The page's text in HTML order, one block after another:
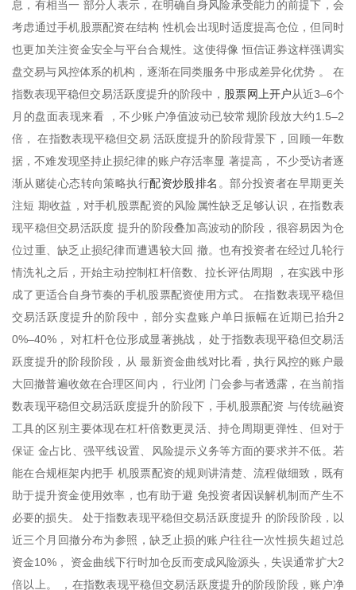
息，有相当一 部分人表示，在明确自身风险承受能力的前提下，会
考虑通过手机股票配资在结构 性机会出现时适度提高仓位，但同时
也更加关注资金安全与平台合规性。这使得像 恒信证券这样强调实
盘交易与风控体系的机构，逐渐在同类服务中形成差异化优势 。 在
指数表现平稳但交易活跃度提升的阶段中， 股票网上开户从近3–6个
月的盘面表现来看 ，不少账户净值波动已较常规阶段放大约1.5–2
倍， 在指数表现平稳但交易 活跃度提升的阶段背景下，回顾一年数
据，不难发现坚持止损纪律的账户存活率显 著提高， 不少受访者逐
渐从赌徒心态转向策略执行配资炒股排名 。部分投资者在早期更关
注短 期收益，对手机股票配资的风险属性缺乏足够认识，在指数表
现平稳但交易活跃度 提升的阶段叠加高波动的阶段，很容易因为仓
位过重、缺乏止损纪律而遭遇较大回 撤。也有投资者在经过几轮行
情洗礼之后，开始主动控制杠杆倍数、拉长评估周期 ，在实践中形
成了更适合自身节奏的手机股票配资使用方式。 在指数表现平稳但
交易活跃度提升的阶段中，部分实盘账户单日振幅在近期已抬升2
0%–40%， 对杠杆仓位形成显著挑战， 处于指数表现平稳但交易活
跃度提升的阶段阶段，从 最新资金曲线对比看，执行风控的账户最
大回撤普遍收敛在合理区间内， 行业闭 门会参与者透露，在当前指
数表现平稳但交易活跃度提升的阶段下，手机股票配资 与传统融资
工具的区别主要体现在杠杆倍数更灵活、持仓周期更弹性、但对于
保证 金占比、强平线设置、风险提示义务等方面的要求并不低。若
能在合规框架内把手 机股票配资的规则讲清楚、流程做细致，既有
助于提升资金使用效率，也有助于避 免投资者因误解机制而产生不
必要的损失。 处于指数表现平稳但交易活跃度提升 的阶段阶段，以
近三个月回撤分布为参照，缺乏止损的账户往往一次性损失超过总
资金10%， 资金曲线下行时加仓反而变成风险源头，失误通常扩大2
倍以上。 ，在指数表现平稳但交易活跃度提升的阶段阶段，账户净